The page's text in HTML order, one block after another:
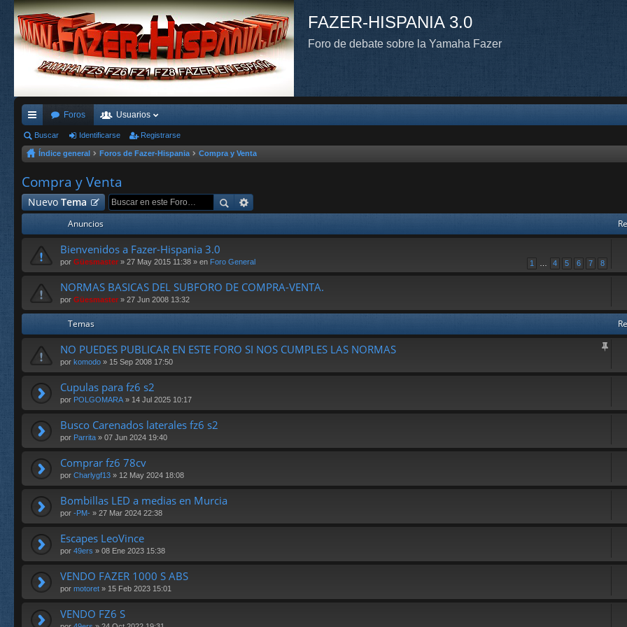
FAZER-HISPANIA 3.0
Foro de debate sobre la Yamaha Fazer
nl
ac
es
rá
Foros Usuarios
Buscar Identificarse Registrarse
Índice general Foros de Fazer-Hispania Compra y Venta
Compra y Venta
Nuevo Tema
Anuncios
Bienvenidos a Fazer-Hispania 3.0
1 4 5 6 7 8
por Güesmaster » 27 May 2015 11:38 » en Foro General
NORMAS BASICAS DEL SUBFORO DE COMPRA-VENTA.
por Güesmaster » 27 Jun 2008 13:32
Temas
NO PUEDES PUBLICAR EN ESTE FORO SI NOS CUMPLES LAS NORMAS
por komodo » 15 Sep 2008 17:50
Cupulas para fz6 s2
por POLGOMARA » 14 Jul 2025 10:17
Busco Carenados laterales fz6 s2
por Parrita » 07 Jun 2024 19:40
Comprar fz6 78cv
por Charlygf13 » 12 May 2024 18:08
Bombillas LED a medias en Murcia
por -PM- » 27 Mar 2024 22:38
Escapes LeoVince
por 49ers » 08 Ene 2023 15:38
VENDO FAZER 1000 S ABS
por motoret » 15 Feb 2023 15:01
VENDO FZ6 S